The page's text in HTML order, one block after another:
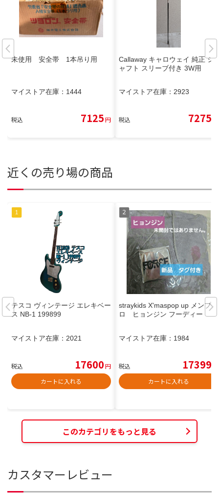
未使用 安全帯 1本吊り用
マイストア在庫： 1444
税込 7125円
Callaway キャロウェイ 純正 シ
ャフト スリーブ付き 3W用
マイストア在庫： 2923
税込 7275
近くの売り場の商品
テスコ ヴィンテージ エレキベー
ス NB-1 199899
マイストア在庫： 2021
税込 17600円
カートに入れる
straykids X'maspop up メンプ
ロ ヒョンジン フーディー
マイストア在庫： 1984
税込 17399
カートに入れる
このカテゴリをもっと見る
カスタマーレビュー